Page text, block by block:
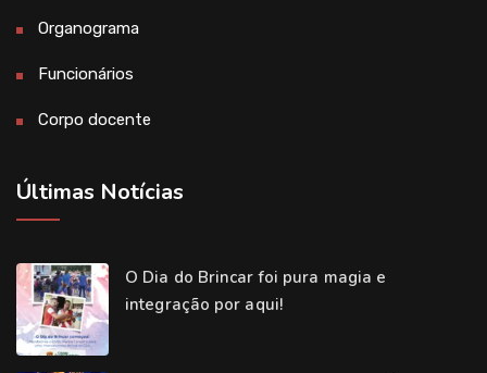
Organograma
Funcionários
Corpo docente
Últimas Notícias
O Dia do Brincar foi pura magia e
integração por aqui!